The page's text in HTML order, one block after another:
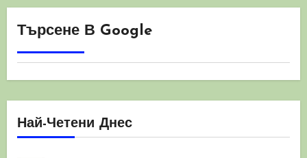
Търсене В Google
Най-Четени Днес